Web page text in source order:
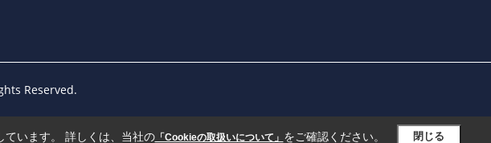
Reserved.
います。 詳しくは、当社の「Cookieの取扱いについて」 をご確認ください。 閉じる